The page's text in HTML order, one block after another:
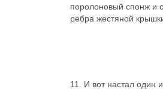
поролоновый спонж и
ребра жестяной
11.
И вот настал один